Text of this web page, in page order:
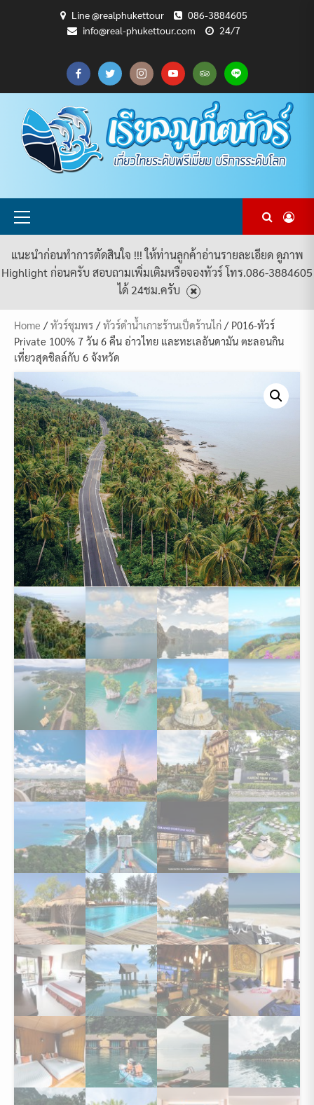
Line @realphukettour
086-3884605
info@real-phukettour.com
24/7
CART
CHECKOUT
MY
ACCOUNT
SAMPLE
PAGE
ทัวร์
ทั้งหมด
บทความ
ท่อง
เที่ยว
ยินดี
ต้อนรับ
สู่
PHUKET
TOUR
เกี่ยว
กับ
เรา
แพ็คเกจ
ทัวร์
ทั้งหมด
Primary
แนะนำก่อนทำการตัดสินใจ !!! ให้ท่านลูกค้าอ่านรายละเอียด ดูภาพ
Highlight ก่อนครับ สอบถามเพิ่มเติมหรือจองทัวร์ โทร.086-3884605
ได้ 24ชม.ครับ
Home /ทัวร์ชุมพร /ทัวร์ดำน้ำเกาะร้านเป็ดร้านไก่ / P016-ทัวร์
Private 100% 7 วัน 6 คืน อ่าวไทย และทะเลอันดามัน ตะลอนกิน
เที่ยวสุดชิลล์กับ 6 จังหวัด